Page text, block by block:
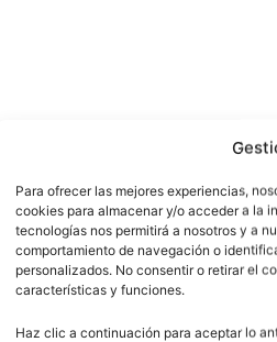
Para ofrecer las mejores experiencias,
cookies para almacenar y/o acceder a la
tecnologías nos permitirá a nosotros y a
comportamiento de navegación o
personalizados. No consentir o retirar el
características y funciones.
Haz clic a continuación para aceptar lo